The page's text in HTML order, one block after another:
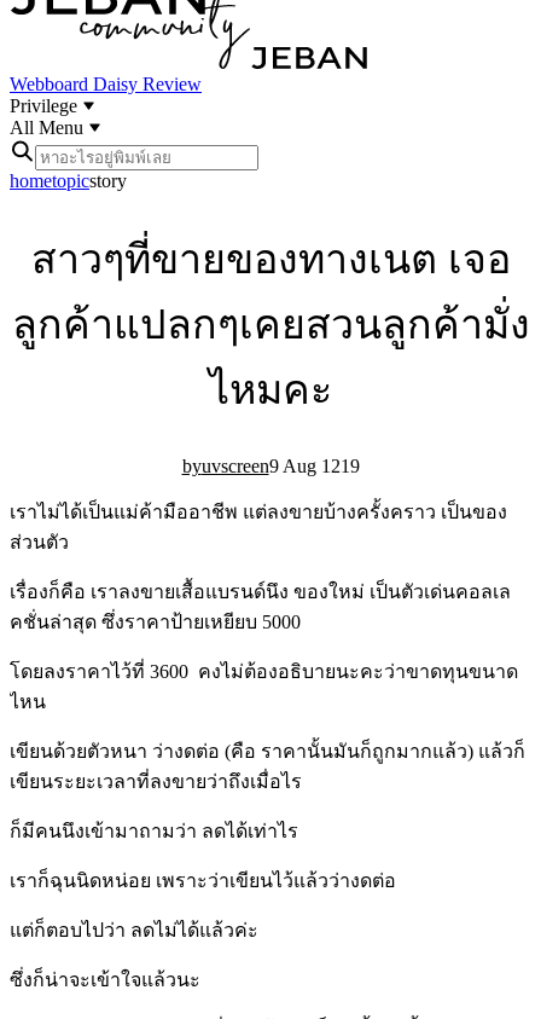
Webboard Daisy Review
Privilege
All Menu
hometopicstory
สาวๆที่ขายของทางเนต เจอ
ลูกค้าแปลกๆเคยสวนลูกค้ามั่ง
ไหมคะ
uvscreen9 Aug 1219
เราไม่ได้เป็นแม่ค้ามืออาชีพ แต่ลงขายบ้างครั้งคราว เป็นของ
ส่วนตัว
เรื่องก็คือ เราลงขายเสื้อแบรนด์นึง ของใหม่ เป็นตัวเด่นคอลเล
คชั่นล่าสุด ซึ่งราคาป้ายเหยียบ 5000
โดยลงราคาไว้ที่ 3600 คงไม่ต้องอธิบายนะคะว่าขาดทุนขนาด
ไหน
เขียนด้วยตัวหนา ว่างดต่อ (คือ ราคานั้นมันก็ถูกมากแล้ว) แล้วก็
เขียนระยะเวลาที่ลงขายว่าถึงเมื่อไร
ก็มีคนนึงเข้ามาถามว่า ลดได้เท่าไร
เราก็ฉุนนิดหน่อย เพราะว่าเขียนไว้แล้วว่างดต่อ
แต่ก็ตอบไปว่า ลดไม่ได้แล้วค่ะ
ซึ่งก็น่าจะเข้าใจแล้วนะ